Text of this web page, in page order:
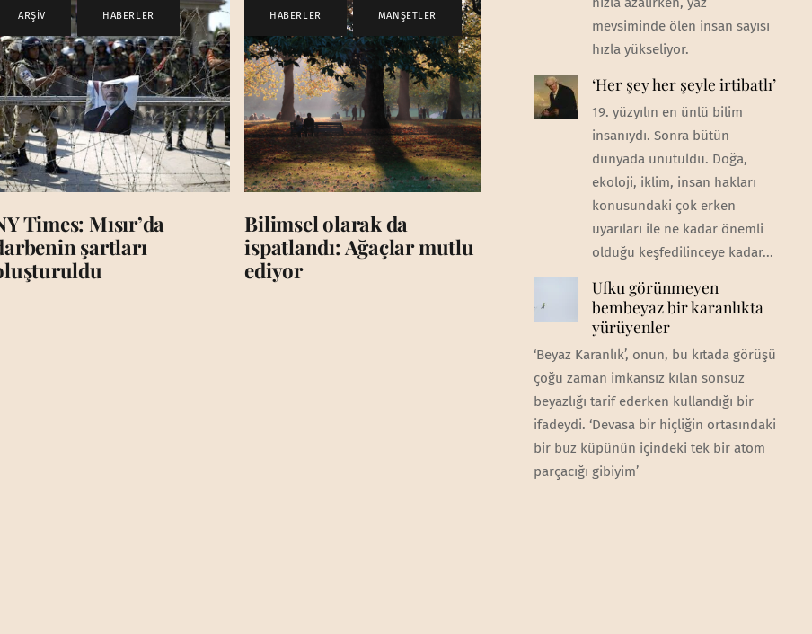
ARŞİV , HABERLER
Times: Mısır’da
şartları
HABERLER , MANŞETLER
Bilimsel olarak da
ispatlandı: Ağaçlar mutlu
ediyor
mevsiminde ölen insan sayısı
hızla yükseliyor.
‘Her şey her şeyle irtibatlı’
19. yüzyılın en ünlü bilim
insanıydı. Sonra bütün
dünyada unutuldu. Doğa,
ekoloji, iklim, insan hakları
konusundaki çok erken
uyarıları ile ne kadar önemli
olduğu keşfedilinceye kadar...
Ufku görünmeyen
bembeyaz bir karanlıkta
yürüyenler
‘Beyaz Karanlık’, onun, bu kıtada görüşü
çoğu zaman imkansız kılan sonsuz
beyazlığı tarif ederken kullandığı bir
ifadeydi. ‘Devasa bir hiçliğin ortasındaki
bir buz küpünün içindeki tek bir atom
parçacığı gibiyim’